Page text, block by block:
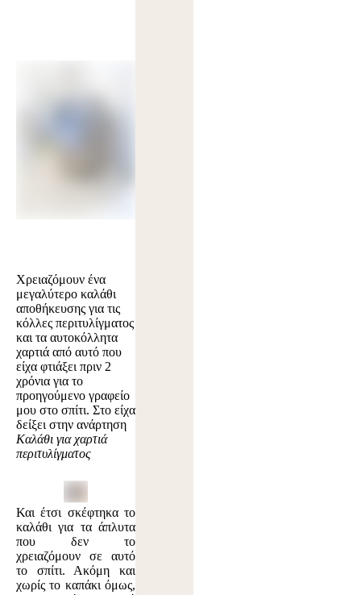
Χρειαζόμουν ένα
μεγαλύτερο καλάθι
αποθήκευσης για τις
κόλλες περιτυλίγματος
και τα αυτοκόλλητα
χαρτιά από αυτό που
είχα φτιάξει πριν 2
χρόνια για το
προηγούμενο γραφείο
μου στο σπίτι. Στο είχα
δείξει στην ανάρτηση
Καλάθι για χαρτιά
περιτυλίγματος
Και έτσι σκέφτηκα το
καλάθι για τα άπλυτα
που δεν το
χρειαζόμουν σε αυτό
το σπίτι. Ακόμη και
χωρίς το καπάκι όμως,